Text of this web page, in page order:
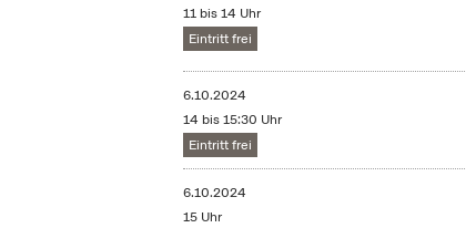
11 bis 14 Uhr
Eintritt frei
6.10.2024
14 bis 15:30 Uhr
Eintritt frei
6.10.2024
15 Uhr